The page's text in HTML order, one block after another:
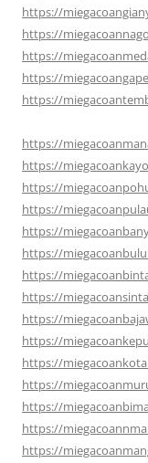
https://
https://
https://
https://
https://
https://
https://
https://
https://
https://
https://
https://
https://
https://
https://
https://
https://
https://
https://
https://